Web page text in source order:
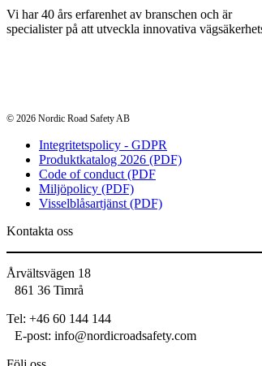
Vi har 40 års erfarenhet av branschen och är
specialister på att utveckla innovativa
© 2026 Nordic Road Safety AB
Integritetspolicy - GDPR
Produktkatalog 2026 (PDF)
Code of conduct (PDF
Miljöpolicy (PDF)
Visselblåsartjänst (PDF)
Kontakta oss
Årvältsvägen 18
861 36 Timrå
Tel: +46 60 144 144
E‑post: info@nordicroadsafety.com